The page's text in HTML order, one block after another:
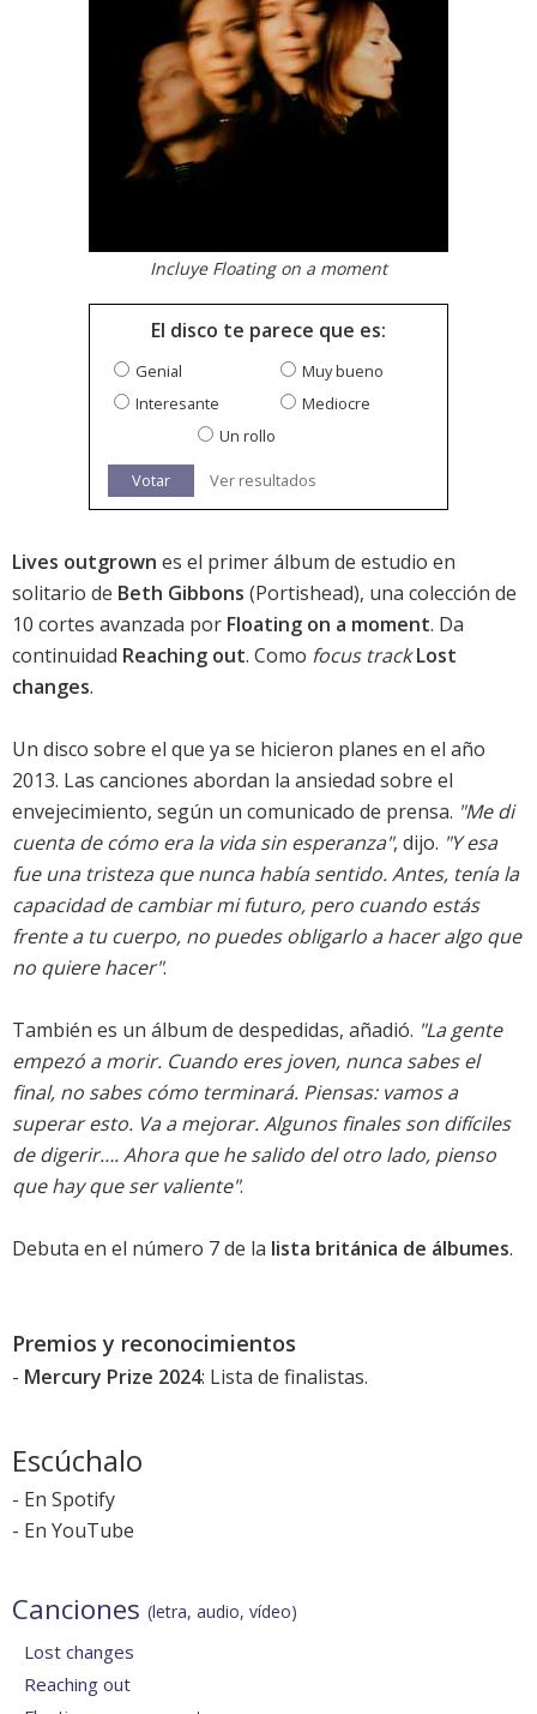
Incluye Floating on a moment
El disco te parece que es:
Genial
Muy bueno
Interesante
Mediocre
Un rollo
Votar Ver resultados
Lives outgrown es el primer álbum de estudio en
solitario de Beth Gibbons (Portishead), una colección de
10 cortes avanzada por Floating on a moment. Da
continuidad Reaching out. Como focus track Lost
changes.
Un disco sobre el que ya se hicieron planes en el año
2013. Las canciones abordan la ansiedad sobre el
envejecimiento, según un comunicado de prensa. "Me di
cuenta de cómo era la vida sin esperanza", dijo. "Y esa
fue una tristeza que nunca había sentido. Antes, tenía la
capacidad de cambiar mi futuro, pero cuando estás
frente a tu cuerpo, no puedes obligarlo a hacer algo que
no quiere hacer".
También es un álbum de despedidas, añadió. "La gente
empezó a morir. Cuando eres joven, nunca sabes el
final, no sabes cómo terminará. Piensas: vamos a
superar esto. Va a mejorar. Algunos finales son difíciles
de digerir…. Ahora que he salido del otro lado, pienso
que hay que ser valiente".
Debuta en el número 7 de la lista británica de álbumes.
Premios y reconocimientos
- Mercury Prize 2024: Lista de finalistas.
Escúchalo
- En Spotify
- En YouTube
Canciones (letra, audio, vídeo)
Lost changes
Reaching out